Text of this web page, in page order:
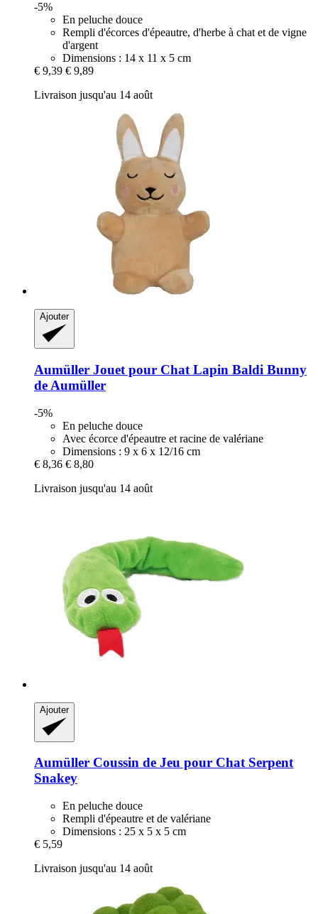
-5%
En peluche douce
Rempli d'écorces d'épeautre, d'herbe à chat et de vigne
d'argent
Dimensions : 14 x 11 x 5 cm
€ 9,39 € 9,89
Livraison jusqu'au 14 août
Ajouter
Aumüller Jouet pour Chat Lapin Baldi Bunny
de Aumüller
-5%
En peluche douce
Avec écorce d'épeautre et racine de valériane
Dimensions : 9 x 6 x 12/16 cm
€ 8,36 € 8,80
Livraison jusqu'au 14 août
Ajouter
Aumüller Coussin de Jeu pour Chat Serpent
Snakey
En peluche douce
Rempli d'épeautre et de valériane
Dimensions : 25 x 5 x 5 cm
€ 5,59
Livraison jusqu'au 14 août